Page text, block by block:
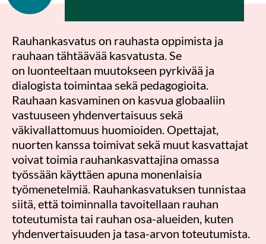
Rauhankasvatus on rauhasta oppimista ja
rauhaan tähtäävää kasvatusta. Se
on luonteeltaan muutokseen pyrkivää ja
dialogista toimintaa sekä pedagogioita.
Rauhaan kasvaminen on kasvua globaaliin
vastuuseen yhdenvertaisuus sekä
väkivallattomuus huomioiden. Opettajat,
nuorten kanssa toimivat sekä muut kasvattajat
voivat toimia rauhankasvattajina omassa
työssään käyttäen apuna monenlaisia
työmenetelmiä. Rauhankasvatuksen tunnistaa
siitä, että toiminnalla tavoitellaan rauhan
toteutumista tai rauhan osa-alueiden, kuten
yhdenvertaisuuden ja tasa-arvon toteutumista.